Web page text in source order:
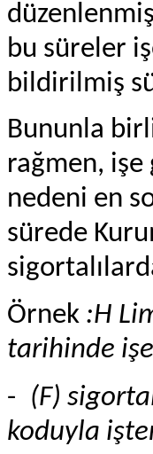
bu süreler
bildirilmiş
Bununla
rağmen, işe
nedeni en
sürede
Örnek :H
tarihinde işe
- (F)
koduyla